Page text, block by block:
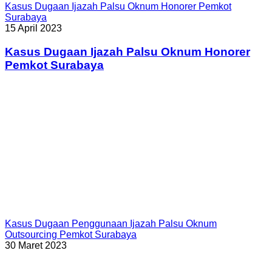
Kasus Dugaan Ijazah Palsu Oknum Honorer Pemkot
Surabaya
15 April 2023
Kasus Dugaan Ijazah Palsu Oknum Honorer
Pemkot Surabaya
Kasus Dugaan Penggunaan Ijazah Palsu Oknum
Outsourcing Pemkot Surabaya
30 Maret 2023